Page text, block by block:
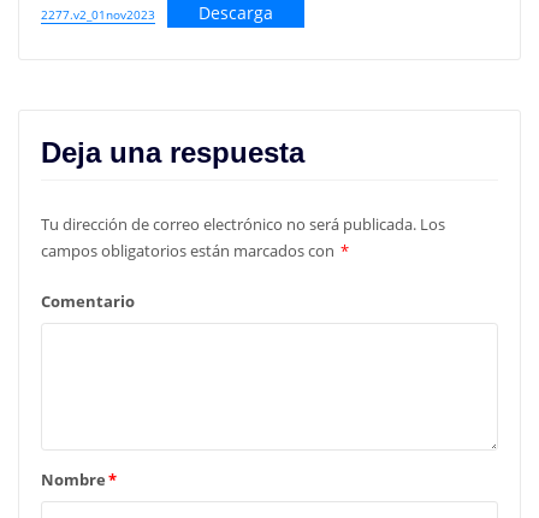
2277.v2_01nov2023
Descarga
Deja una respuesta
Tu dirección de correo electrónico no será publicada. Los
campos obligatorios están marcados con *
Comentario
Nombre*